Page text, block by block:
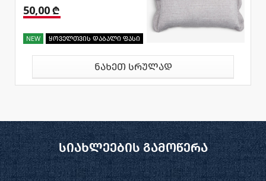
50,00 ₾
NEW ყოველთვის დაბალი ფასი
ნახეთ სრულად
სიახლეების გამოწერა